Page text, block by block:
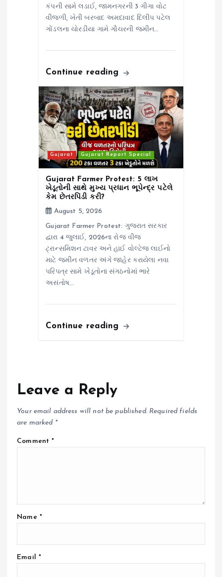
કંપની સામે લડાઈ, જામનગરની 3 ગીગા વોટ
વીજળી, ખેતી બરબાદ અમદાવાદ દિલીપ પટેલ
ગોંડલના ચોરડીયા ગામે ગૌચરની જમીન…
Continue reading
Gujarat Gujarat Report Special
Gujarat Farmer Protest: 5 લાખ
ખેડૂતોની સાથે મુખ્ય પ્રધાન ભૂપેન્દ્ર પટેલે
કેમ છેતરપિંડી કરી?
August 5, 2026
Gujarat Farmer Protest: ગુજરાત સરકાર
દ્વારા 4 જુલાઈ, 2026ના રોજ વીજ
ટ્રાન્સમિશન ટાવર અને હાઈ વોલ્ટેજ લાઈનો
માટે જમીન વળતર અંગે જાહેર કરાયેલા નવા
પરિપત્ર સામે ખેડૂતોના સંગઠનોમાં ભારે
અસંતોષ…
Continue reading
Leave a Reply
Your email address will not be published. Required fields
are marked *
Comment*
Name *
Email *